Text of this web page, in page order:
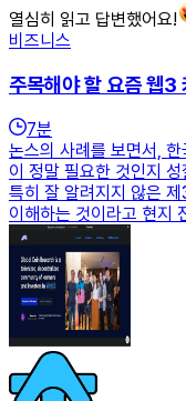
열심히 읽고 답변했어요!
비즈니스
주목해야 할 요즘 웹3
7분
논스의 사례를 보면서,
이 정말 필요한 것인지
특히 잘 알려지지 않은
이해하는 것이라고 현지